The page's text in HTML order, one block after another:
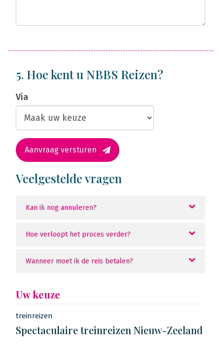
5. Hoe kent u NBBS Reizen?
Via
Aanvraag versturen
Veelgestelde vragen
Kan ik nog annuleren?
Hoe verloopt het proces verder?
Wanneer moet ik de reis betalen?
Uw keuze
treinreizen
Spectaculaire treinreizen Nieuw-Zeeland